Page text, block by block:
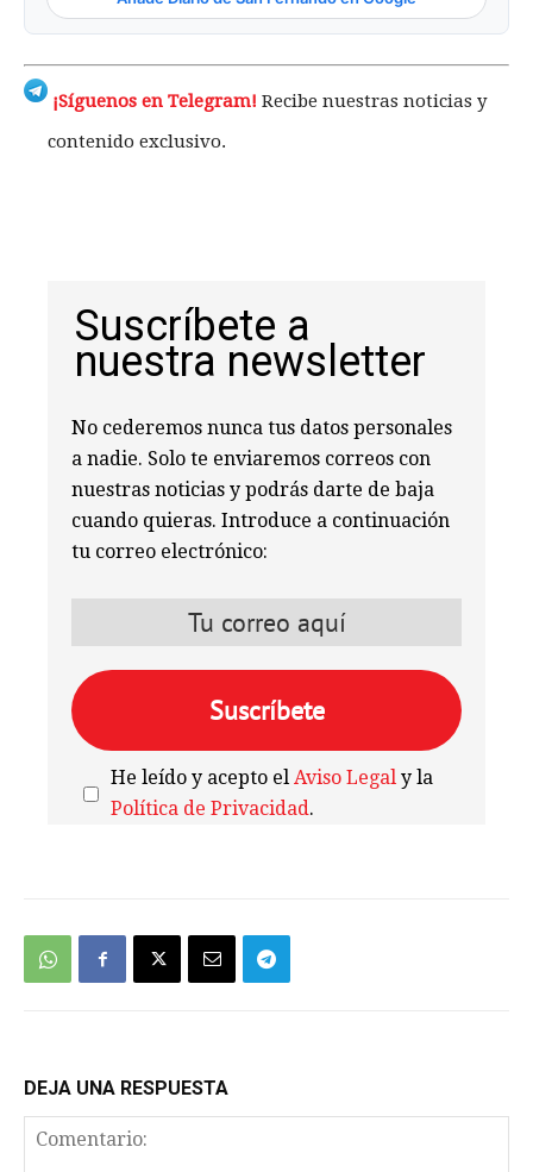
¡Síguenos en Telegram! Recibe nuestras noticias y
contenido exclusivo.
Suscríbete a
nuestra newsletter
No cederemos nunca tus datos personales
a nadie. Solo te enviaremos correos con
nuestras noticias y podrás darte de baja
cuando quieras. Introduce a continuación
tu correo electrónico:
He leído y acepto elAviso Legal y la
Política de Privacidad.
DEJA UNA RESPUESTA